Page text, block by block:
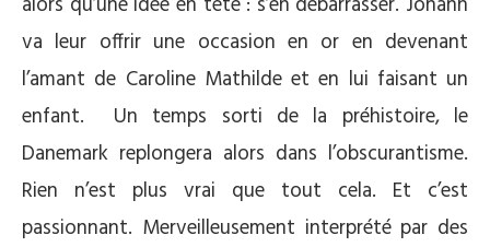
va leur offrir une occasion en or en devenant
l’amant de Caroline Mathilde et en lui faisant un
enfant. Un temps sorti de la préhistoire, le
Danemark replongera alors dans l’obscurantisme.
Rien n’est plus vrai que tout cela. Et c’est
passionnant. Merveilleusement interprété par des